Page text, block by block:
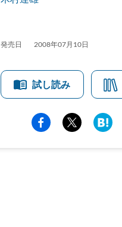
発売日 2008年07月10日
試し読み